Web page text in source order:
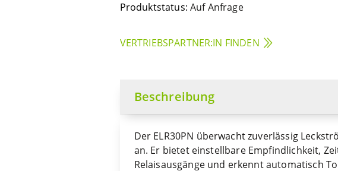
Produktstatus: Auf Anfrage
VERTRIEBSPARTNER:IN FINDEN
Beschreibung
Der ELR30PN überwacht zuverlässig
an. Er bietet einstellbare Empfindlichkeit,
Relaisausgänge und erkennt automatisch